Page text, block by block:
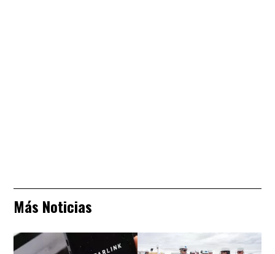
Más Noticias